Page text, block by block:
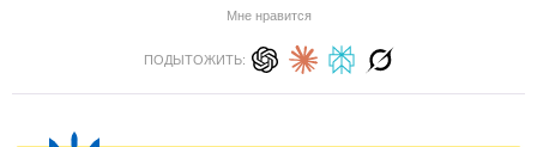
Мне нравится
ПОДЫТОЖИТЬ: